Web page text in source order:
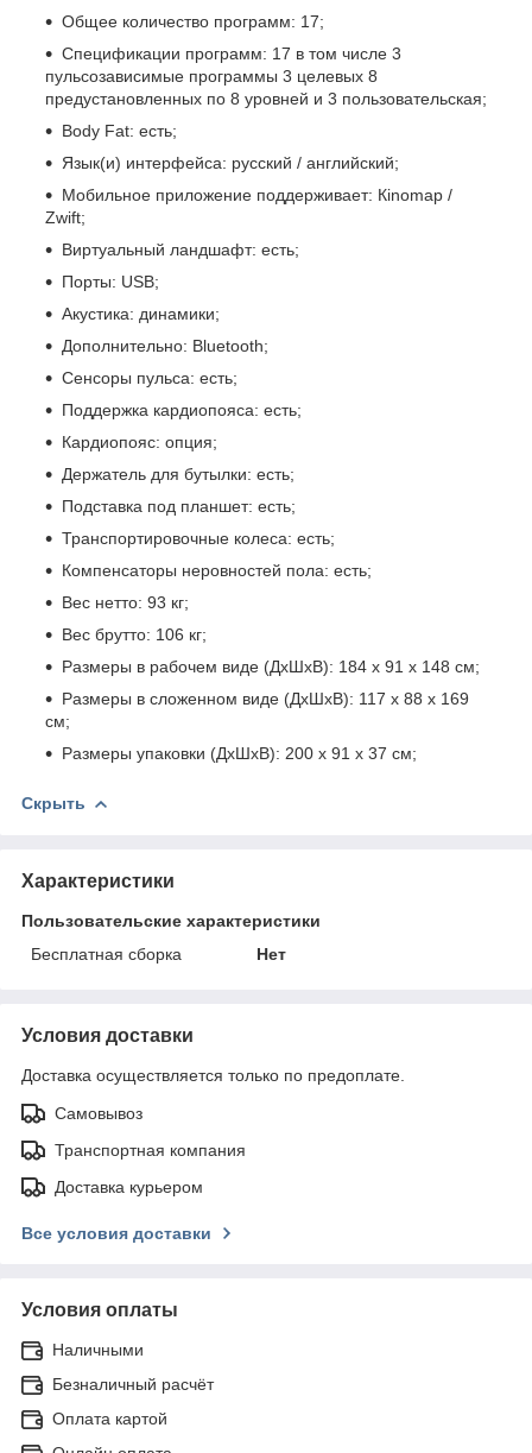
Общее количество программ: 17;
Спецификации программ: 17 в том числе 3
пульсозависимые программы 3 целевых 8
предустановленных по 8 уровней и 3 пользовательская;
Воdy Fаt: есть;
Язык(и) интерфейса: русский / английский;
Мобильное приложение поддерживает: Кinоmар /
Zwift;
Виртуальный ландшафт: есть;
Порты: USВ;
Акустика: динамики;
Дополнительно: Вluеtооth;
Сенсоры пульса: есть;
Поддержка кардиопояса: есть;
Кардиопояс: опция;
Держатель для бутылки: есть;
Подставка под планшет: есть;
Транспортировочные колеса: есть;
Компенсаторы неровностей пола: есть;
Вес нетто: 93 кг;
Вес брутто: 106 кг;
Размеры в рабочем виде (ДхШхВ): 184 х 91 х 148 см;
Размеры в сложенном виде (ДхШхВ): 117 х 88 х 169
см;
Размеры упаковки (ДхШхВ): 200 х 91 х 37 см;
Скрыть
Характеристики
Пользовательские характеристики
Бесплатная сборка
Нет
Условия доставки
Доставка осуществляется только по предоплате.
Самовывоз
Транспортная компания
Доставка курьером
Все условия доставки
Условия оплаты
Наличными
Безналичный расчёт
Оплата картой